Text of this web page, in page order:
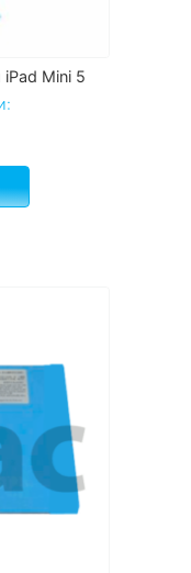
iPad Mini 5